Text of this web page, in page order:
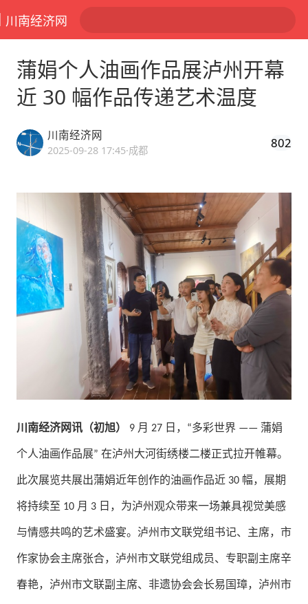
川南经济网
蒲娟个人油画作品展泸州开幕
近 30 幅作品传递艺术温度
川南经济网
2025-09-28 17:45·成都 802
川南经济网讯（初旭） 9 月 27 日， “多彩世界 —— 蒲娟
个人油画作品展” 在泸州大河街绣楼二楼正式拉开帷幕。
此次展览共展出蒲娟近年创作的油画作品近 30 幅，展期
将持续至 10 月 3 日，为泸州观众带来一场兼具视觉美感
与情感共鸣的艺术盛宴。泸州市文联党组书记、主席，市
作家协会主席张合，泸州市文联党组成员、专职副主席辛
春艳，泸州市文联副主席、非遗协会会长易国璋，泸州市